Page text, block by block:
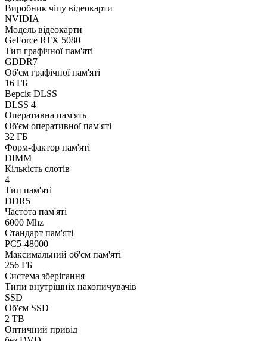
Виробник чіпу відеокарти
NVIDIA
Модель відеокарти
GeForce RTX 5080
Тип графічної пам'яті
GDDR7
Об'єм графічної пам'яті
16 ГБ
Версія DLSS
DLSS 4
Оперативна пам'ять
Об'єм оперативної пам'яті
32 ГБ
Форм-фактор пам'яті
DIMM
Кількість слотів
4
Тип пам'яті
DDR5
Частота пам'яті
6000 Mhz
Стандарт пам'яті
PC5-48000
Максимальний об'єм пам'яті
256 ГБ
Система зберігання
Типи внутрішніх накопичувачів
SSD
Об'єм SSD
2 TB
Оптичний привід